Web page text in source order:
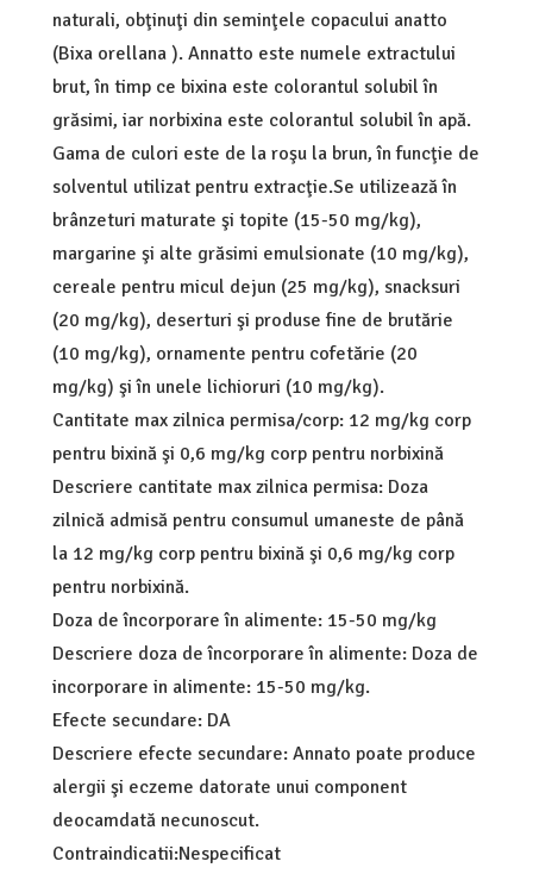
naturali, obţinuţi din seminţele copacului anatto
(Bixa orellana ). Annatto este numele extractului
brut, în timp ce bixina este colorantul solubil în
grăsimi, iar norbixina este colorantul solubil în apă.
Gama de culori este de la roşu la brun, în funcţie de
solventul utilizat pentru extracţie.Se utilizează în
brânzeturi maturate şi topite (15-50 mg/kg),
margarine şi alte grăsimi emulsionate (10 mg/kg),
cereale pentru micul dejun (25 mg/kg), snacksuri
(20 mg/kg), deserturi şi produse fine de brutărie
(10 mg/kg), ornamente pentru cofetărie (20
mg/kg) şi în unele lichioruri (10 mg/kg).
Cantitate max zilnica permisa/corp: 12 mg/kg corp
pentru bixină şi 0,6 mg/kg corp pentru norbixină
Descriere cantitate max zilnica permisa: Doza
zilnică admisă pentru consumul umaneste de până
la 12 mg/kg corp pentru bixină şi 0,6 mg/kg corp
pentru norbixină.
Doza de încorporare în alimente: 15-50 mg/kg
Descriere doza de încorporare în alimente: Doza de
incorporare in alimente: 15-50 mg/kg.
Efecte secundare: DA
Descriere efecte secundare: Annato poate produce
alergii şi eczeme datorate unui component
deocamdată necunoscut.
Contraindicatii:Nespecificat